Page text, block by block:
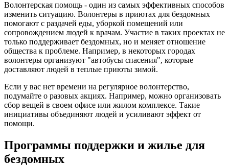
Волонтерская помощь - один из самых эффективных способов
изменить ситуацию. Волонтеры в приютах для бездомных
помогают с раздачей еды, уборкой помещений или
сопровождением людей к врачам. Участие в таких проектах не
только поддерживает бездомных, но и меняет отношение
общества к проблеме. Например, в некоторых городах
волонтеры организуют "автобусы спасения", которые
доставляют людей в теплые приюты зимой.
Если у вас нет времени на регулярное волонтерство,
подумайте о разовых акциях. Например, можно организовать
сбор вещей в своем офисе или жилом комплексе. Такие
инициативы объединяют людей и усиливают эффект от
помощи.
Программы поддержки и жилье для
бездомных